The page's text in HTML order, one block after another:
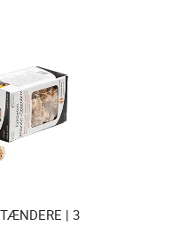
| 3